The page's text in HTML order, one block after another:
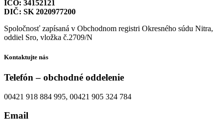
IČO: 34152121
DIČ: SK 2020977200
Spoločnosť zapísaná v Obchodnom registri Okresného súdu Nitra,
oddiel Sro, vložka č.2709/N
Kontaktujte nás
Telefón – obchodné oddelenie
00421 918 884 995, 00421 905 324 784
Email